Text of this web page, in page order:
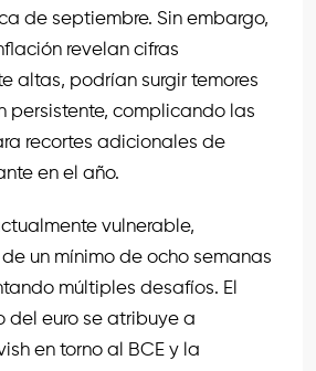
de septiembre. Sin embargo,
revelan cifras
altas, podrían surgir temores
persistente, complicando las
recortes adicionales de
en el año.
vulnerable,
un mínimo de ocho semanas
múltiples desafíos. El
del euro se atribuye a
en torno al BCE y la